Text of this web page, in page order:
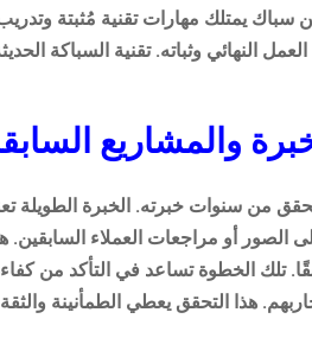
يمتلك مهارات تقنية مُثبتة
النهائي وثباته. تقنية السباكة
والمشاريع
من سنوات خبرته. الخبرة الطويلة
الصور أو مراجعات العملاء
تلك الخطوة تساعد في التأكد من
هذا التحقق يعطي الطمأنينة